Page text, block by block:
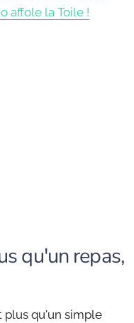
affole la Toile !
qu'un repas,
plus qu'un simple